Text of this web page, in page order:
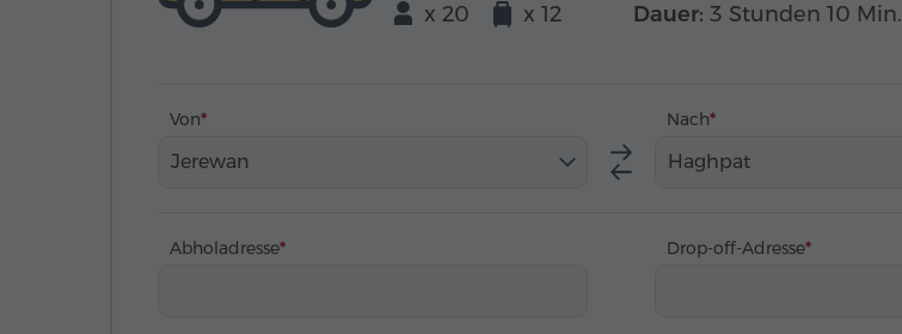
x 20 x 12 Dauer: 3 Stunden 10 Min.
Von
Jerewan
Nach
Haghpat
Abholadresse Drop-off-Adresse